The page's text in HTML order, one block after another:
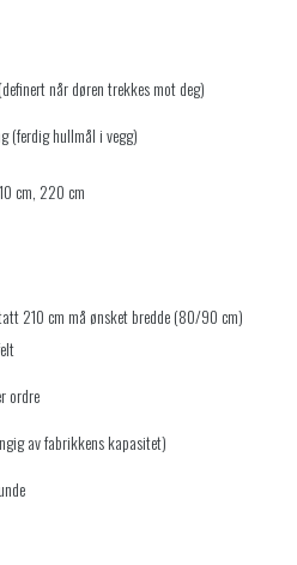
når døren trekkes mot deg)
(ferdig hullmål i vegg)
cm, 220 cm
210 cm må ønsket bredde (80/90 cm)
ordre
av fabrikkens kapasitet)